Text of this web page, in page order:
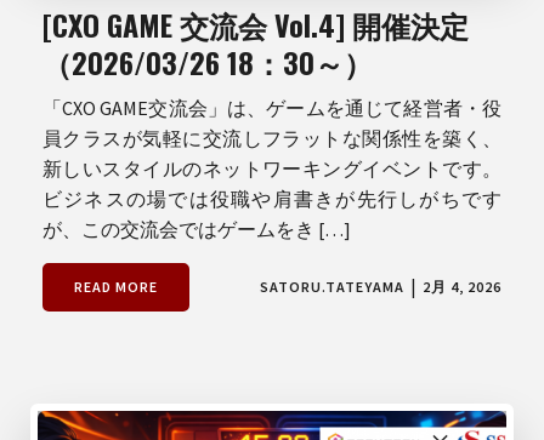
[CXO GAME 交流会 Vol.4] 開催決定
（2026/03/26 18：30～）
「CXO GAME交流会」は、ゲームを通じて経営者・役
員クラスが気軽に交流しフラットな関係性を築く、
新しいスタイルのネットワーキングイベントです。
ビジネスの場では役職や肩書きが先行しがちです
が、この交流会ではゲームをき […]
READ MORE SATORU.TATEYAMA | 2月 4, 2026